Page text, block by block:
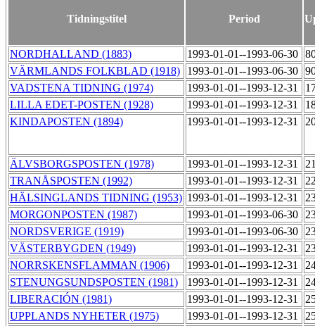
Tidningstitel Period
NORDHALLAND (1883) 1993-01-01--1993-06-30
VÄRMLANDS FOLKBLAD (1918)
1993-01-01--1993-06-30
VADSTENA TIDNING (1974)
1993-01-01--1993-12-31
LILLA EDET-POSTEN (1928)
1993-01-01--1993-12-31
KINDAPOSTEN (1894)
1993-01-01--1993-12-31
ÄLVSBORGSPOSTEN (1978) 1993-01-01--1993-12-31
TRANÅSPOSTEN (1992)
1993-01-01--1993-12-31
HÄLSINGLANDS TIDNING (1953) 1993-01-01--1993-12-31
MORGONPOSTEN (1987)
1993-01-01--1993-06-30
NORDSVERIGE (1919)
1993-01-01--1993-06-30
VÄSTERBYGDEN (1949)
1993-01-01--1993-12-31
NORRSKENSFLAMMAN (1906)
1993-01-01--1993-12-31
STENUNGSUNDSPOSTEN (1981)
1993-01-01--1993-12-31
LIBERACIÓN (1981)
1993-01-01--1993-12-31
UPPLANDS NYHETER (1975)
1993-01-01--1993-12-31